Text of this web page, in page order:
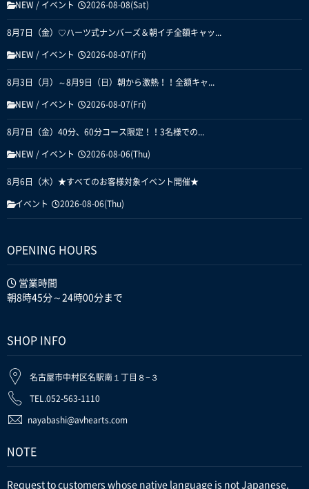
NEW / イベント 2026-08-08(Sat)
8月7日（金）♡ハーツ式ナンバーズ＆朝イチ全額キャッ...
NEW / イベント 2026-08-07(Fri)
8月3日（月）～8月9日（日）朝から激熱！！全額キャ...
NEW / イベント 2026-08-07(Fri)
8月7日（金）40分、60分コース限定！！3名様での...
NEW / イベント 2026-08-06(Thu)
8月6日（木）★すべてのお客様対象イベント開催★
イベント 2026-08-06(Thu)
OPENING HOURS
営業時間
朝8時45分～24時00分まで
SHOP INFO
名古屋市中村区名駅南１丁目８−３
TEL.052-563-1110
nayabashi@avhearts.com
NOTE
Request to customers whose native language is not Japanese.